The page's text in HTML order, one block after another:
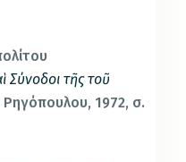
Σύνοδοι τῆς τοῦ
Ρηγόπουλου, 1972, σ.